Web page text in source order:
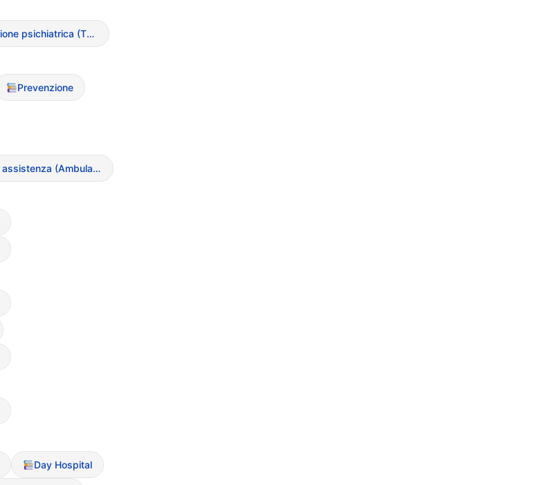
Riabilitazione psichiatrica (TERP)
Prevenzione
Livelli di assistenza (Ambulatoriale, CD, Residenziale, Ricovero)
Day Hospital